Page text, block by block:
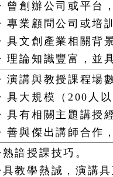
創辦公司或平台
業顧問公司或培
文創產業相關背
論知識豐富，並
講與教授課程場
大規模（200人
有相關主題講授
與傑出講師合作
諳授課技巧。
教學熱誠，演講